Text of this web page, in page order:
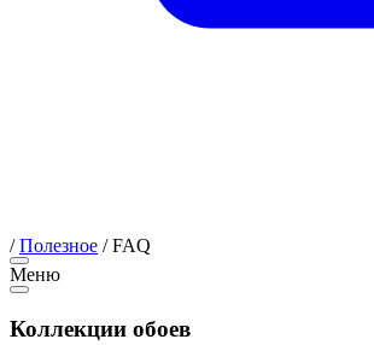
/Полезное /FAQ
Меню
Коллекции обоев